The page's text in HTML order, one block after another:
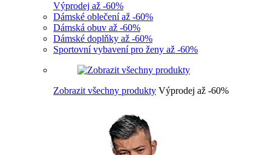
Výprodej až -60%
Dámské oblečení až -60%
Dámská obuv až -60%
Dámské doplňky až -60%
Sportovní vybavení pro ženy až -60%
Zobrazit všechny produkty Výprodej až -60%